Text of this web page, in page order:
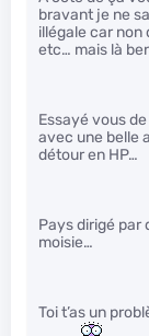
bravant je ne
illégale car
etc… mais là
Essayé vous
avec une belle
détour en HP…
Pays dirigé par
moisie…
Toi t’as un